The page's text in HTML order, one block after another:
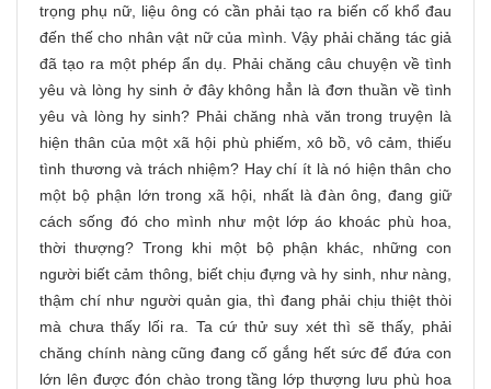
trọng phụ nữ, liệu ông có cần phải tạo ra biến cố khổ đau
đến thế cho nhân vật nữ của mình. Vậy phải chăng tác giả
đã tạo ra một phép ẩn dụ. Phải chăng câu chuyện về tình
yêu và lòng hy sinh ở đây không hẳn là đơn thuần về tình
yêu và lòng hy sinh? Phải chăng nhà văn trong truyện là
hiện thân của một xã hội phù phiếm, xô bồ, vô cảm, thiếu
tình thương và trách nhiệm? Hay chí ít là nó hiện thân cho
một bộ phận lớn trong xã hội, nhất là đàn ông, đang giữ
cách sống đó cho mình như một lớp áo khoác phù hoa,
thời thượng? Trong khi một bộ phận khác, những con
người biết cảm thông, biết chịu đựng và hy sinh, như nàng,
thậm chí như người quản gia, thì đang phải chịu thiệt thòi
mà chưa thấy lối ra. Ta cứ thử suy xét thì sẽ thấy, phải
chăng chính nàng cũng đang cố gắng hết sức để đứa con
lớn lên được đón chào trong tầng lớp thượng lưu phù hoa